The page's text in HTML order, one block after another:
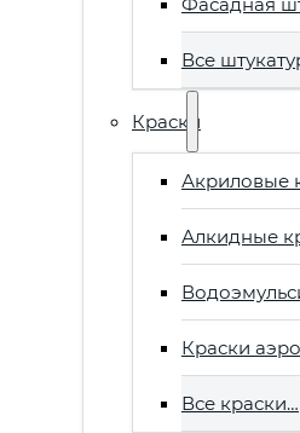
Все
Краски
Акриловые
Алкидные
Краски
Все краски…